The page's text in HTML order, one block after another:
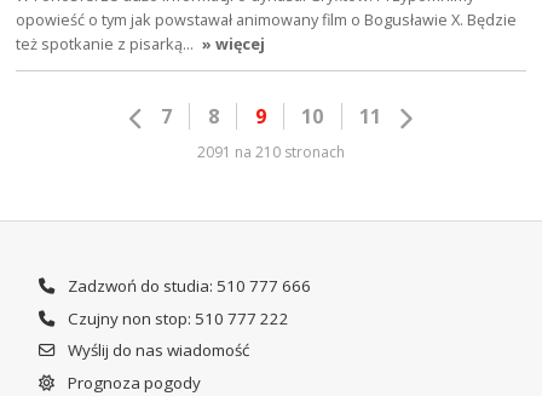
opowieść o tym jak powstawał animowany film o Bogusławie X. Będzie
też spotkanie z pisarką… » więcej
7 8 9 10 11
2091 na 210 stronach
Zadzwoń do studia: 510 777 666
Czujny non stop: 510 777 222
Wyślij do nas wiadomość
Prognoza pogody